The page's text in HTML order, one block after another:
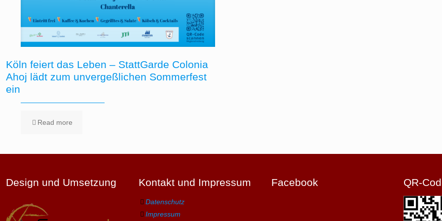
Köln feiert das Leben – StattGarde Colonia
Ahoj lädt zum unvergeßlichen Sommerfest
ein
Read more
Design und Umsetzung Kontakt und Impressum
Datenschutz
Impressum
Facebook QR-